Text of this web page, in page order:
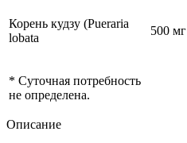
Корень кудзу (Pueraria
lobata
500 мг
* Суточная потребность
не определена.
Описание